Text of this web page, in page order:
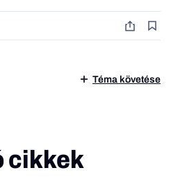
Téma követése
cikkek